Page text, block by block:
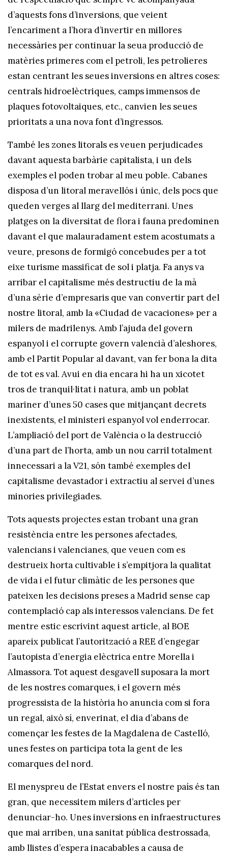
d’aquests fons d’inversions, que veient
l’encariment a l’hora d’invertir en millores
necessàries per continuar la seua producció de
matèries primeres com el petroli, les petrolieres
estan centrant les seues inversions en altres coses:
centrals hidroelèctriques, camps immensos de
plaques fotovoltaiques, etc., canvien les seues
prioritats a una nova font d’ingressos.
També les zones litorals es veuen perjudicades
davant aquesta barbàrie capitalista, i un dels
exemples el poden trobar al meu poble. Cabanes
disposa d’un litoral meravellós i únic, dels pocs que
queden verges al llarg del mediterrani. Unes
platges on la diversitat de flora i fauna predominen
davant el que malauradament estem acostumats a
veure, presons de formigó concebudes per a tot
eixe turisme massificat de sol i platja. Fa anys va
arribar el capitalisme més destructiu de la mà
d’una sèrie d’empresaris que van convertir part del
nostre litoral, amb la «Ciudad de vacaciones» per a
milers de madrilenys. Amb l’ajuda del govern
espanyol i el corrupte govern valencià d’aleshores,
amb el Partit Popular al davant, van fer bona la dita
de tot es val. Avui en dia encara hi ha un xicotet
tros de tranquil·litat i natura, amb un poblat
mariner d’unes 50 cases que mitjançant decrets
inexistents, el ministeri espanyol vol enderrocar.
L’ampliació del port de València o la destrucció
d’una part de l’horta, amb un nou carril totalment
innecessari a la V21, són també exemples del
capitalisme devastador i extractiu al servei d’unes
minories privilegiades.
Tots aquests projectes estan trobant una gran
resistència entre les persones afectades,
valencians i valencianes, que veuen com es
destrueix horta cultivable i s’empitjora la qualitat
de vida i el futur climàtic de les persones que
pateixen les decisions preses a Madrid sense cap
contemplació cap als interessos valencians. De fet
mentre estic escrivint aquest article, al BOE
apareix publicat l’autorització a REE d’engegar
l’autopista d’energia elèctrica entre Morella i
Almassora. Tot aquest desgavell suposara la mort
de les nostres comarques, i el govern més
progressista de la història ho anuncia com si fora
un regal, això sí, enverinat, el dia d’abans de
començar les festes de la Magdalena de Castelló,
unes festes on participa tota la gent de les
comarques del nord.
El menyspreu de l’Estat envers el nostre país és tan
gran, que necessitem milers d’articles per
denunciar-ho. Unes inversions en infraestructures
que mai arriben, una sanitat pública destrossada,
amb llistes d’espera inacabables a causa de